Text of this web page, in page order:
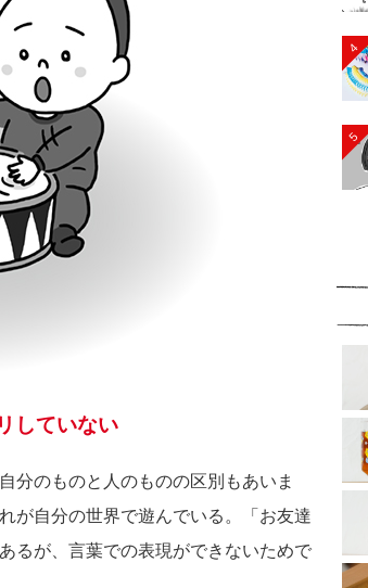
していない
分のものと人のものの区別もあいま
が自分の世界で遊んでいる。「お友達
るが、言葉での表現ができないためで
4
5